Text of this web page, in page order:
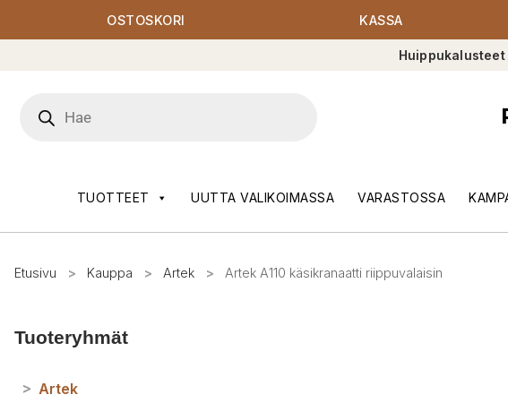
OSTOSKORI KASSA
search
TUOTTEET UUTTA VALIKOIMASSA VARASTOSSA
Etusivu > Kauppa > Artek > Artek A110 käsikranaatti riippuvalaisin
Tuoteryhmät
> Artek